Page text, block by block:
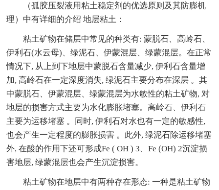
（孤胶压裂液用粘土稳定剂的优选原则及其防膨机
理）中有详细的介绍 地层粘土：
粘土矿物在储层中常见的种类有: 蒙脱石、高岭石、
伊利石(水云母)、绿泥石、伊蒙混层、绿蒙混层。在正常
情况下, 从上到下地层中蒙脱石含量减少, 伊利石含量增
加, 高岭石在一定深度消失, 绿泥石主要分布在深层 。其
中蒙脱石、伊蒙混层、绿蒙混层为水敏性的粘土矿物, 对
地层的损害方式主要为水化膨胀堵塞。高岭石、伊利石
主要为运移堵塞 。同时, 伊利石对水也有一定的敏感性,
也会产生一定程度的膨胀损害 。此外, 绿泥石除运移堵塞
外, 在酸的作用下还可形成Fe ( OH ) 3、Fe (OH) 2沉淀损
害地层, 绿蒙混层也会产生沉淀损害。
粘土矿物在地层中有两种存在形态: 一种是粘土矿物